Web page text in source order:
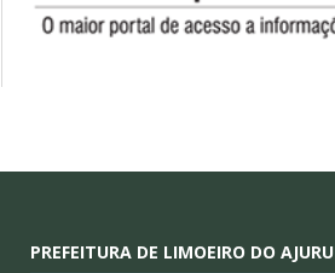
PREFEITURA DE LIMOEIRO DO AJURU